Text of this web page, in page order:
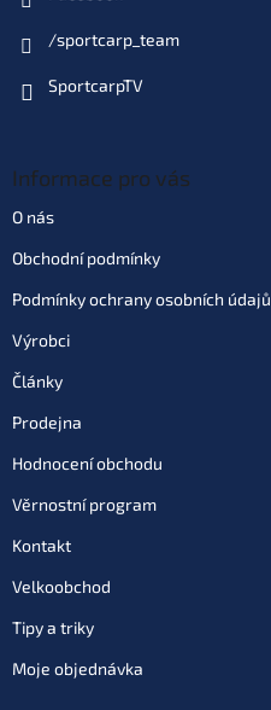
/sportcarp_team
SportcarpTV
Informace pro vás
O nás
Obchodní podmínky
Podmínky ochrany osobních údajů
Výrobci
Články
Prodejna
Hodnocení obchodu
Věrnostní program
Kontakt
Velkoobchod
Tipy a triky
Moje objednávka